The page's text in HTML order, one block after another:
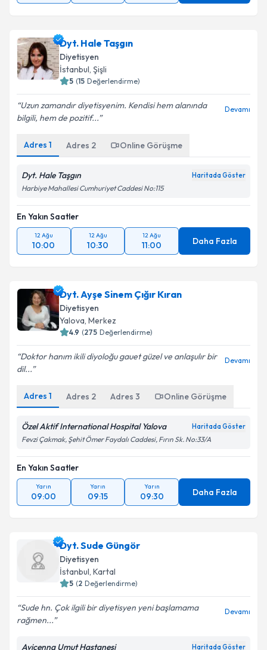
Dyt. Hale Taşgın
Diyetisyen
İstanbul, Şişli
5 (15 Değerlendirme)
Uzun zamandır diyetisyenim. Kendisi hem alanında
bilgili, hem de pozitif...
Devamı
Adres 1 Adres 2 Online Görüşme
Dyt. Hale Taşgın Haritada Göster
Harbiye Mahallesi Cumhuriyet Caddesi No:115
En Yakın Saatler
12 Ağu
10:00
12 Ağu
10:30
12 Ağu
11:00 Daha Fazla
Dyt. Ayşe Sinem Çığır Kıran
Diyetisyen
Yalova, Merkez
4.9 (275 Değerlendirme)
Doktor hanım ikili diyoloğu gauet güzel ve anlaşulır bir
dil...
Devamı
Adres 1 Adres 2 Adres 3 Online Görüşme
Özel Aktif International Hospital Yalova Haritada Göster
Fevzi Çakmak, Şehit Ömer Faydalı Caddesi, Fırın Sk. No:33/A
En Yakın Saatler
Yarın
09:00
Yarın
09:15
Yarın
09:30 Daha Fazla
Dyt. Sude Güngör
Diyetisyen
İstanbul, Kartal
5 (2 Değerlendirme)
Sude hn. Çok ilgili bir diyetisyen yeni başlamama
rağmen...
Devamı
Avicenna Umut Hastanesi Haritada Göster